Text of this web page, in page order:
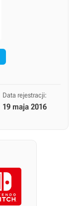
Data rejestracji:
19 maja 2016